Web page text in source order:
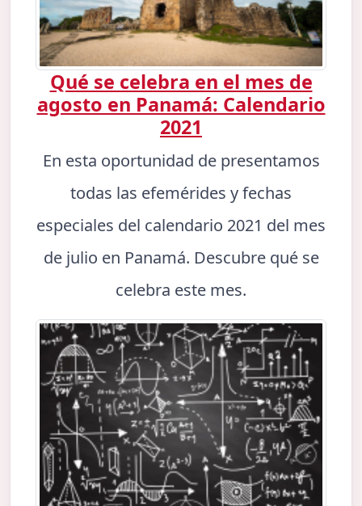
Qué se celebra en el mes de
agosto en Panamá: Calendario
2021
En esta oportunidad de presentamos
todas las efemérides y fechas
especiales del calendario 2021 del mes
de julio en Panamá. Descubre qué se
celebra este mes.